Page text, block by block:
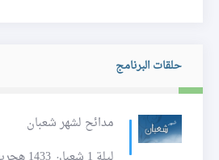
حلقات البرنامج
مدائح لشهر شعبان